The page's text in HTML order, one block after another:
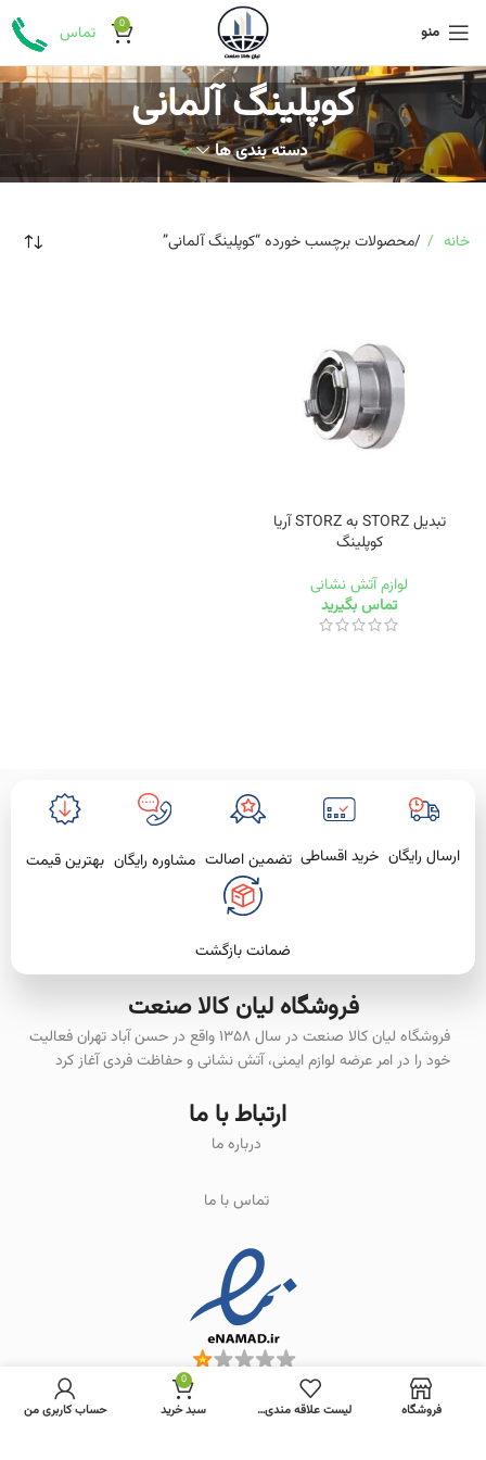
منو 0 تماس
کوپلینگ آلمانی
دسته بندی ها
خانه محصولات برچسب خورده “کوپلینگ آلمانی”
تبدیل STORZ به STORZ آریا
کوپلینگ
لوازم آتش نشانی
تماس بگیرید
ارسال رایگان خرید اقساطی تضمین اصالت مشاوره رایگان بهترین قیمت
ضمانت بازگشت
فروشگاه لیان‌ کالا صنعت
فروشگاه لیان کالا صنعت در سال ۱۳۵۸ واقع در حسن آباد تهران فعالیت
خود را در امر عرضه لوازم ایمنی، آتش نشانی و حفاظت فردی آغاز کرد
ارتباط با ما
درباره ما
تماس با ما
فروشگاه لیست علاقه مندی ها
0
سبد خرید حساب کاربری من